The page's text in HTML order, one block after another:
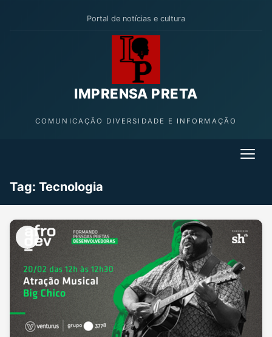
Portal de notícias e cultura
IMPRENSA PRETA
COMUNICAÇÃO DIVERSIDADE E INFORMAÇÃO
Tag: Tecnologia